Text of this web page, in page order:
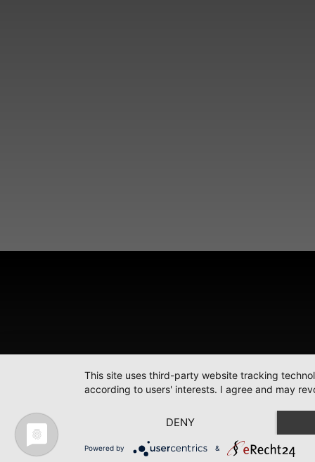
This site uses third-party website tracking
according to users' interests. I agree and may
DENY
Powered by &